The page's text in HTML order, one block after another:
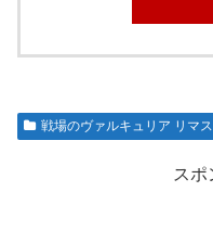
戦場のヴァルキュリア リマ
スポ